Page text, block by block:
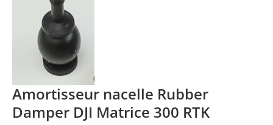
Amortisseur nacelle Rubber
Damper DJI Matrice 300 RTK